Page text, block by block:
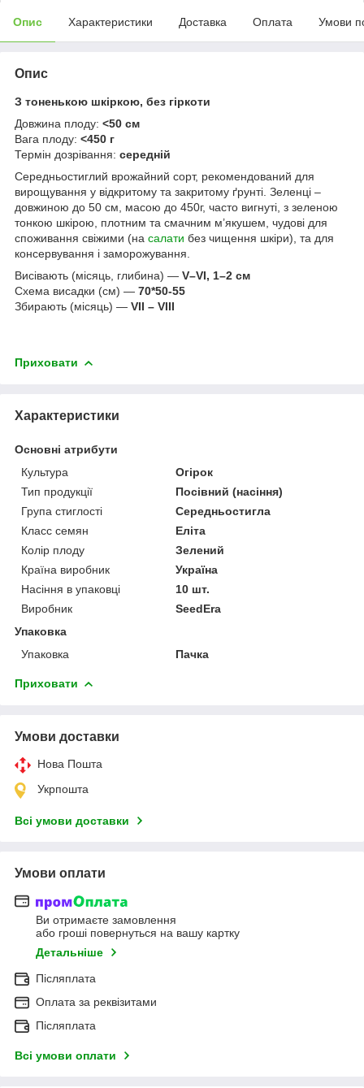
Опис Характеристики Доставка Оплата Умови
Опис
З тоненькою шкіркою, без гіркоти
Довжина плоду: <50 см
Вага плоду: <450 г
Термін дозрівання: середній
Середньостиглий врожайний сорт, рекомендований для
вирощування у відкритому та закритому ґрунті. Зеленці –
довжиною до 50 см, масою до 450г, часто вигнуті, з зеленою
тонкою шкірою, плотним та смачним м’якушем, чудові для
споживання свіжими (на салати без чищення шкіри), та для
консервування і заморожування.
Висівають (місяць, глибина) — V–VI, 1–2 см
Схема висадки (см) — 70*50-55
Збирають (місяць) — VII – VIII
Приховати
Характеристики
Основні атрибути
Культура
Огірок
Тип продукції
Посівний (насіння)
Група стиглості
Середньостигла
Класс семян
Еліта
Колір плоду
Зелений
Країна виробник
Україна
Насіння в упаковці
10 шт.
Виробник
SeedEra
Упаковка
Упаковка
Пачка
Приховати
Умови доставки
Нова Пошта
Укрпошта
Всі умови доставки
Умови оплати
Ви отримаєте замовлення
або гроші повернуться на вашу картку
Детальніше
Післяплата
Оплата за реквізитами
Післяплата
Всі умови оплати